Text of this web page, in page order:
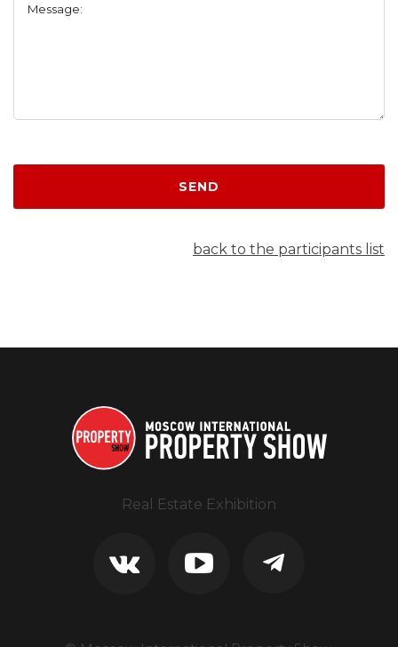
Message:
SEND
back to the participants list
Real Estate Exhibition